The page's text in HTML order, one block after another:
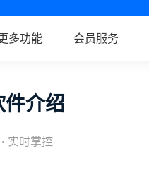
多功能 会员服务
介绍
实时掌控